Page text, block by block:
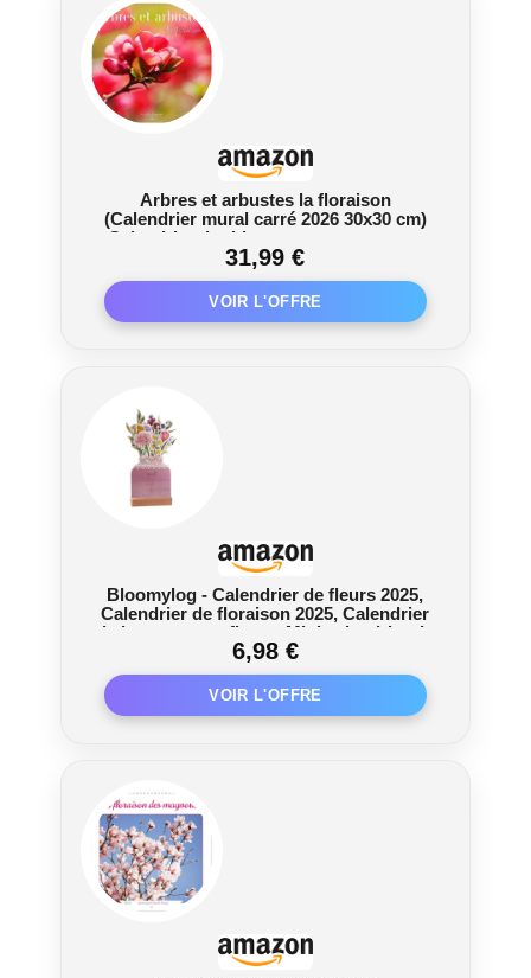
Arbres et arbustes la floraison
(Calendrier mural carré 2026 30x30 cm)
Calendrier double avec une page pour
vos prises de notes: Le printemps offre à
nos sens une floraison étonnante et
enchanteresse
31,99 €
Bloomylog - Calendrier de fleurs 2025,
Calendrier de floraison 2025, Calendrier
de bouquets en fleurs, Mini calendrier de
bureau 2025 avec base en bois, le bureau
et la maison (1pcs)
6,98 €